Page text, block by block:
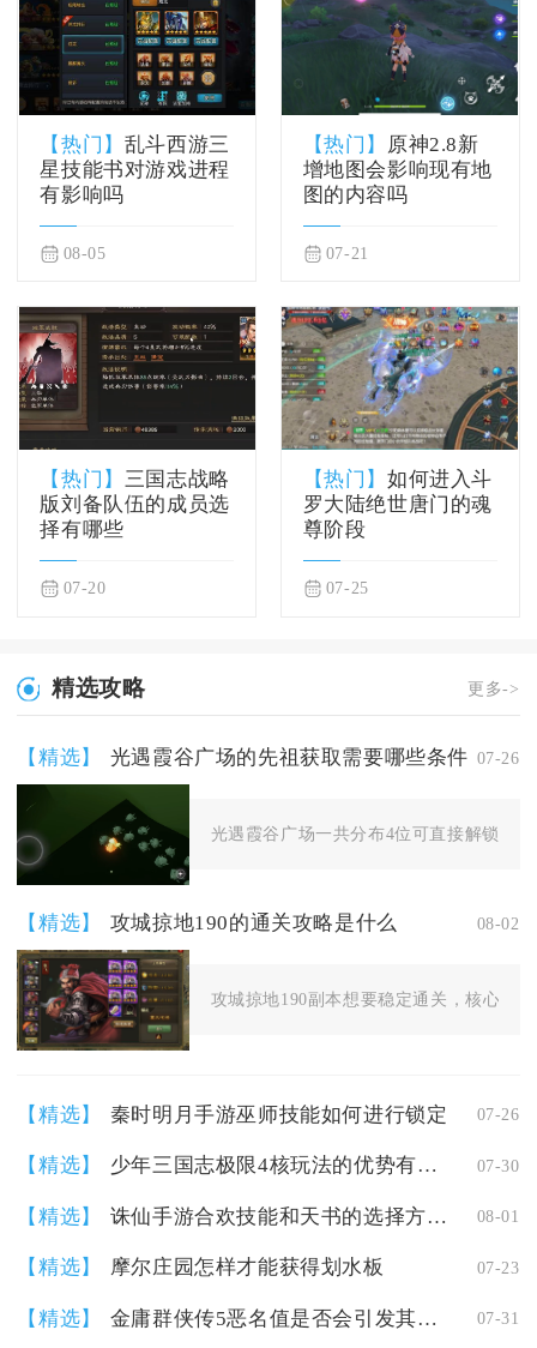
【热门】 乱斗西游三
星技能书对游戏进程
有影响吗
08-05
【热门】
原神2.8新
增地图会影响现有地
图的内容吗
07-21
【热门】 三国志战略
版刘备队伍的成员选
择有哪些
07-20
【热门】如何进入斗
罗大陆绝世唐门的魂
尊阶段
07-25
精选攻略 更多->
【精选】 光遇霞谷广场的先祖获取需要哪些条件 07-26
光遇霞谷广场一共分布4位可直接解锁的
【精选】 攻城掠地190的通关攻略是什么 08-02
攻城掠地190副本想要稳定通关，核心执
【精选】 秦时明月手游巫师技能如何进行锁定 07-26
【精选】 少年三国志极限4核玩法的优势有哪些 07-30
【精选】 诛仙手游合欢技能和天书的选择方案有哪些 08-01
【精选】 摩尔庄园怎样才能获得划水板 07-23
【精选】 金庸群侠传5恶名值是否会引发其他故事线 07-31